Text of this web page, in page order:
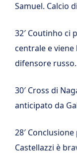
Samuel. Calcio
32′ Coutinho ci
centrale e viene
difensore russo.
30′ Cross di
anticipato da
28′
Castellazzi è